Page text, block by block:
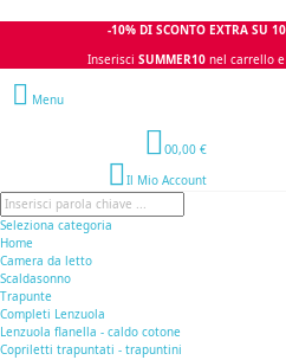
-10% DI SCONTO EXTRA SU
Inserisci SUMMER10 nel carrello
Menu
00,00 €
Il Mio Account
Seleziona categoria
Home
Camera da letto
Scaldasonno
Trapunte
Completi Lenzuola
Lenzuola flanella - caldo cotone
Copriletti trapuntati - trapuntini